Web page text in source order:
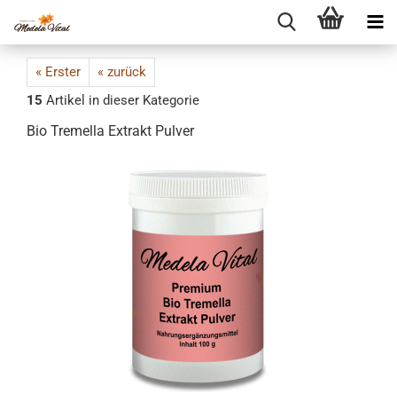
« Erster
« zurück
15 Artikel in dieser Kategorie
Bio Tremella Extrakt Pulver